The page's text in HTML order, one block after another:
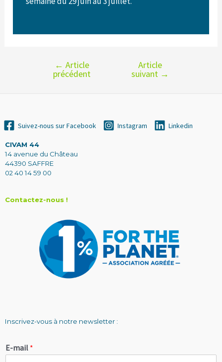
Navigation
← Article
précédent
Article
suivant →
Suivez-nous sur Facebook Instagram Linkedin
CIVAM 44
14 avenue du Château
44390 SAFFRE
02 40 14 59 00
Contactez-nous !
Inscrivez-vous à notre newsletter :
E-mail *